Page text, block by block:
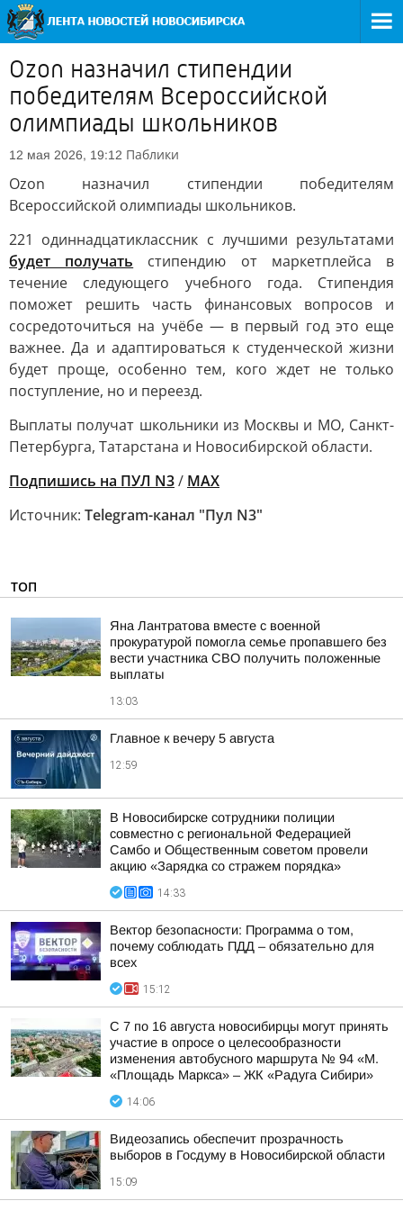
Ozon назначил стипендии
победителям Всероссийской
олимпиады школьников
12 мая 2026, 19:12 Паблики
Ozon назначил стипендии победителям
Всероссийской олимпиады школьников.
221 одиннадцатиклассник с лучшими результатами
будет получать стипендию от маркетплейса в
течение следующего учебного года. Стипендия
поможет решить часть финансовых вопросов и
сосредоточиться на учёбе — в первый год это еще
важнее. Да и адаптироваться к студенческой жизни
будет проще, особенно тем, кого ждет не только
поступление, но и переезд.
Выплаты получат школьники из Москвы и МО, Санкт-
Петербурга, Татарстана и Новосибирской области.
Подпишись на ПУЛ N3/ MAX
Источник: Telegram-канал "Пул N3"
ТОП
Яна Лантратова вместе с военной
прокуратурой помогла семье пропавшего без
вести участника СВО получить положенные
выплаты
13:03
Главное к вечеру 5 августа
12:59
В Новосибирске сотрудники полиции
совместно с региональной Федерацией
Самбо и Общественным советом провели
акцию «Зарядка со стражем порядка»
14:33
Вектор безопасности: Программа о том,
почему соблюдать ПДД – обязательно для
всех
15:12
С 7 по 16 августа новосибирцы могут принять
участие в опросе о целесообразности
изменения автобусного маршрута № 94 «М.
«Площадь Маркса» – ЖК «Радуга Сибири»
14:06
Видеозапись обеспечит прозрачность
выборов в Госдуму в Новосибирской области
15:09